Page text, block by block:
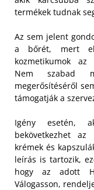
termékek tudnak
Az sem jelent
a bőrét, mert
kozmetikumok az
Nem szabad
megerősítéséről
támogatják a
Igény esetén,
bekövetkezhet
krémek és
leírás is tartozik,
hogy az adott
Válogasson,